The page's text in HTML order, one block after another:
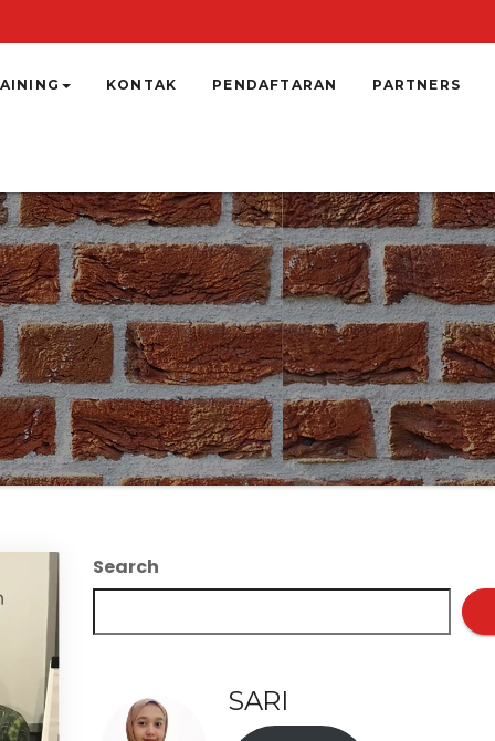
KONTAK PENDAFTARAN PARTNERS
Search
SARI